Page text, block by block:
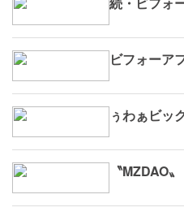
ビフォーア
ぅわぁビッ
〝MZDAO